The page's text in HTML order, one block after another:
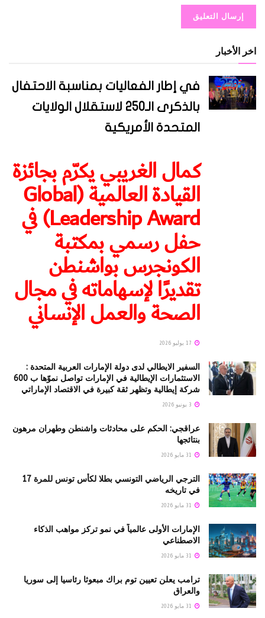
اخر الأخبار
في إطار الفعاليات بمناسبة الاحتفال
بالذكرى الـ250 لاستقلال الولايات
المتحدة الأمريكية
كمال الغريبي يكرّم بجائزة
القيادة العالمية (Global
Leadership Award) في
حفل رسمي بمكتبة
الكونجرس بواشنطن
تقديرًا لإسهاماته في مجال
الصحة والعمل الإنساني
السفير الايطالي لدى دولة الإمارات العربية المتحدة :
الاستثمارات الإيطالية في الإمارات تواصل نموّها ب 600
شركة إيطالية وتظهر ثقة كبيرة في الاقتصاد الإماراتي
عراقجي: الحكم على محادثات واشنطن وطهران مرهون
بنتائجها
الترجي الرياضي التونسي بطلا لكأس تونس للمرة 17
في تاريخه
الإمارات الأولى عالمياً في نمو تركز مواهب الذكاء
الاصطناعي
ترامب يعلن تعيين توم براك مبعوثا رئاسيا إلى سوريا
والعراق